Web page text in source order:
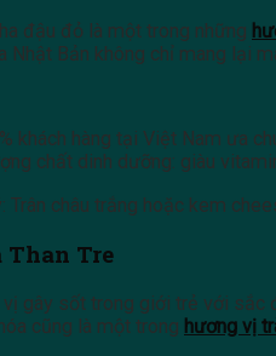
đậu đỏ là một trong những
Nhật Bản không chỉ mang lại
khách hàng tại Việt Nam ưa
chất dinh dưỡng: giàu
Trân châu trắng hoặc kem
Than Tre
gây sốt trong giới trẻ với sắc
cũng là một trong hương vị